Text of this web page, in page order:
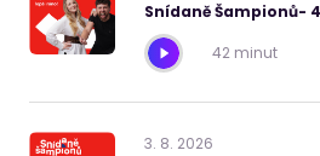
Snídaně Šampionů-
42 minut
3. 8. 2026